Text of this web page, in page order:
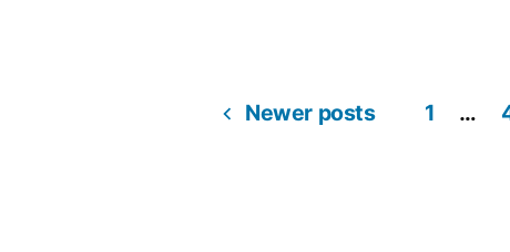
Newer posts 1 …